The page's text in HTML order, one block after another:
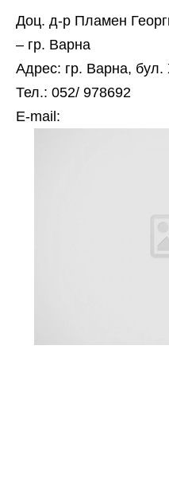
Доц. д-р Пламен
– гр. Варна
Адрес: гр. Варна,
Тел.: 052/ 978692
Е-mail: